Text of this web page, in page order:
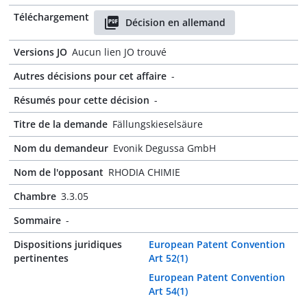
Téléchargement
Décision en allemand
Versions JO Aucun lien JO trouvé
Autres décisions pour cet affaire -
Résumés pour cette décision -
Titre de la demande Fällungskieselsäure
Nom du demandeur Evonik Degussa GmbH
Nom de l'opposant RHODIA CHIMIE
Chambre 3.3.05
Sommaire -
Dispositions juridiques
pertinentes
European Patent Convention
Art 52(1)
European Patent Convention
Art 54(1)